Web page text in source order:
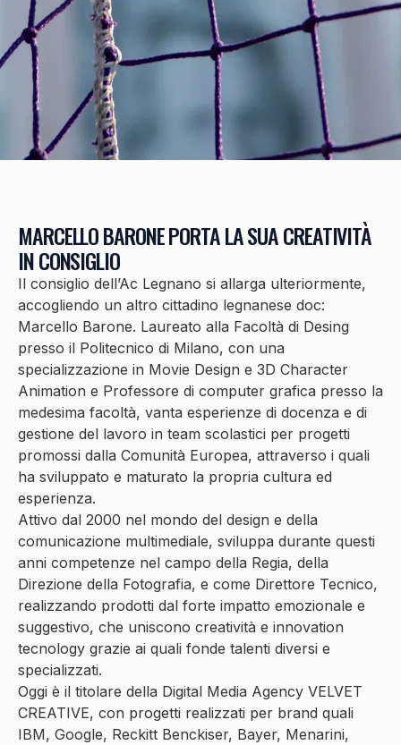
MARCELLO BARONE PORTA LA SUA CREATIVITÀ
IN CONSIGLIO
Il consiglio dell’Ac Legnano si allarga ulteriormente,
accogliendo un altro cittadino legnanese doc:
Marcello Barone. Laureato alla Facoltà di Desing
presso il Politecnico di Milano, con una
specializzazione in Movie Design e 3D Character
Animation e Professore di computer grafica presso la
medesima facoltà, vanta esperienze di docenza e di
gestione del lavoro in team scolastici per progetti
promossi dalla Comunità Europea, attraverso i quali
ha sviluppato e maturato la propria cultura ed
esperienza.
Attivo dal 2000 nel mondo del design e della
comunicazione multimediale, sviluppa durante questi
anni competenze nel campo della Regia, della
Direzione della Fotografia, e come Direttore Tecnico,
realizzando prodotti dal forte impatto emozionale e
suggestivo, che uniscono creatività e innovation
tecnology grazie ai quali fonde talenti diversi e
specializzati.
Oggi è il titolare della Digital Media Agency VELVET
CREATIVE, con progetti realizzati per brand quali
IBM, Google, Reckitt Benckiser, Bayer, Menarini,